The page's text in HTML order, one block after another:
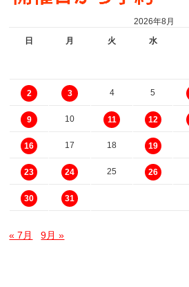
2026年8月
日
月 火 水
2 3 4 5
9 10 11 12
16 17 18 19
23 24 25 26
30 31
« 7月 9月 »